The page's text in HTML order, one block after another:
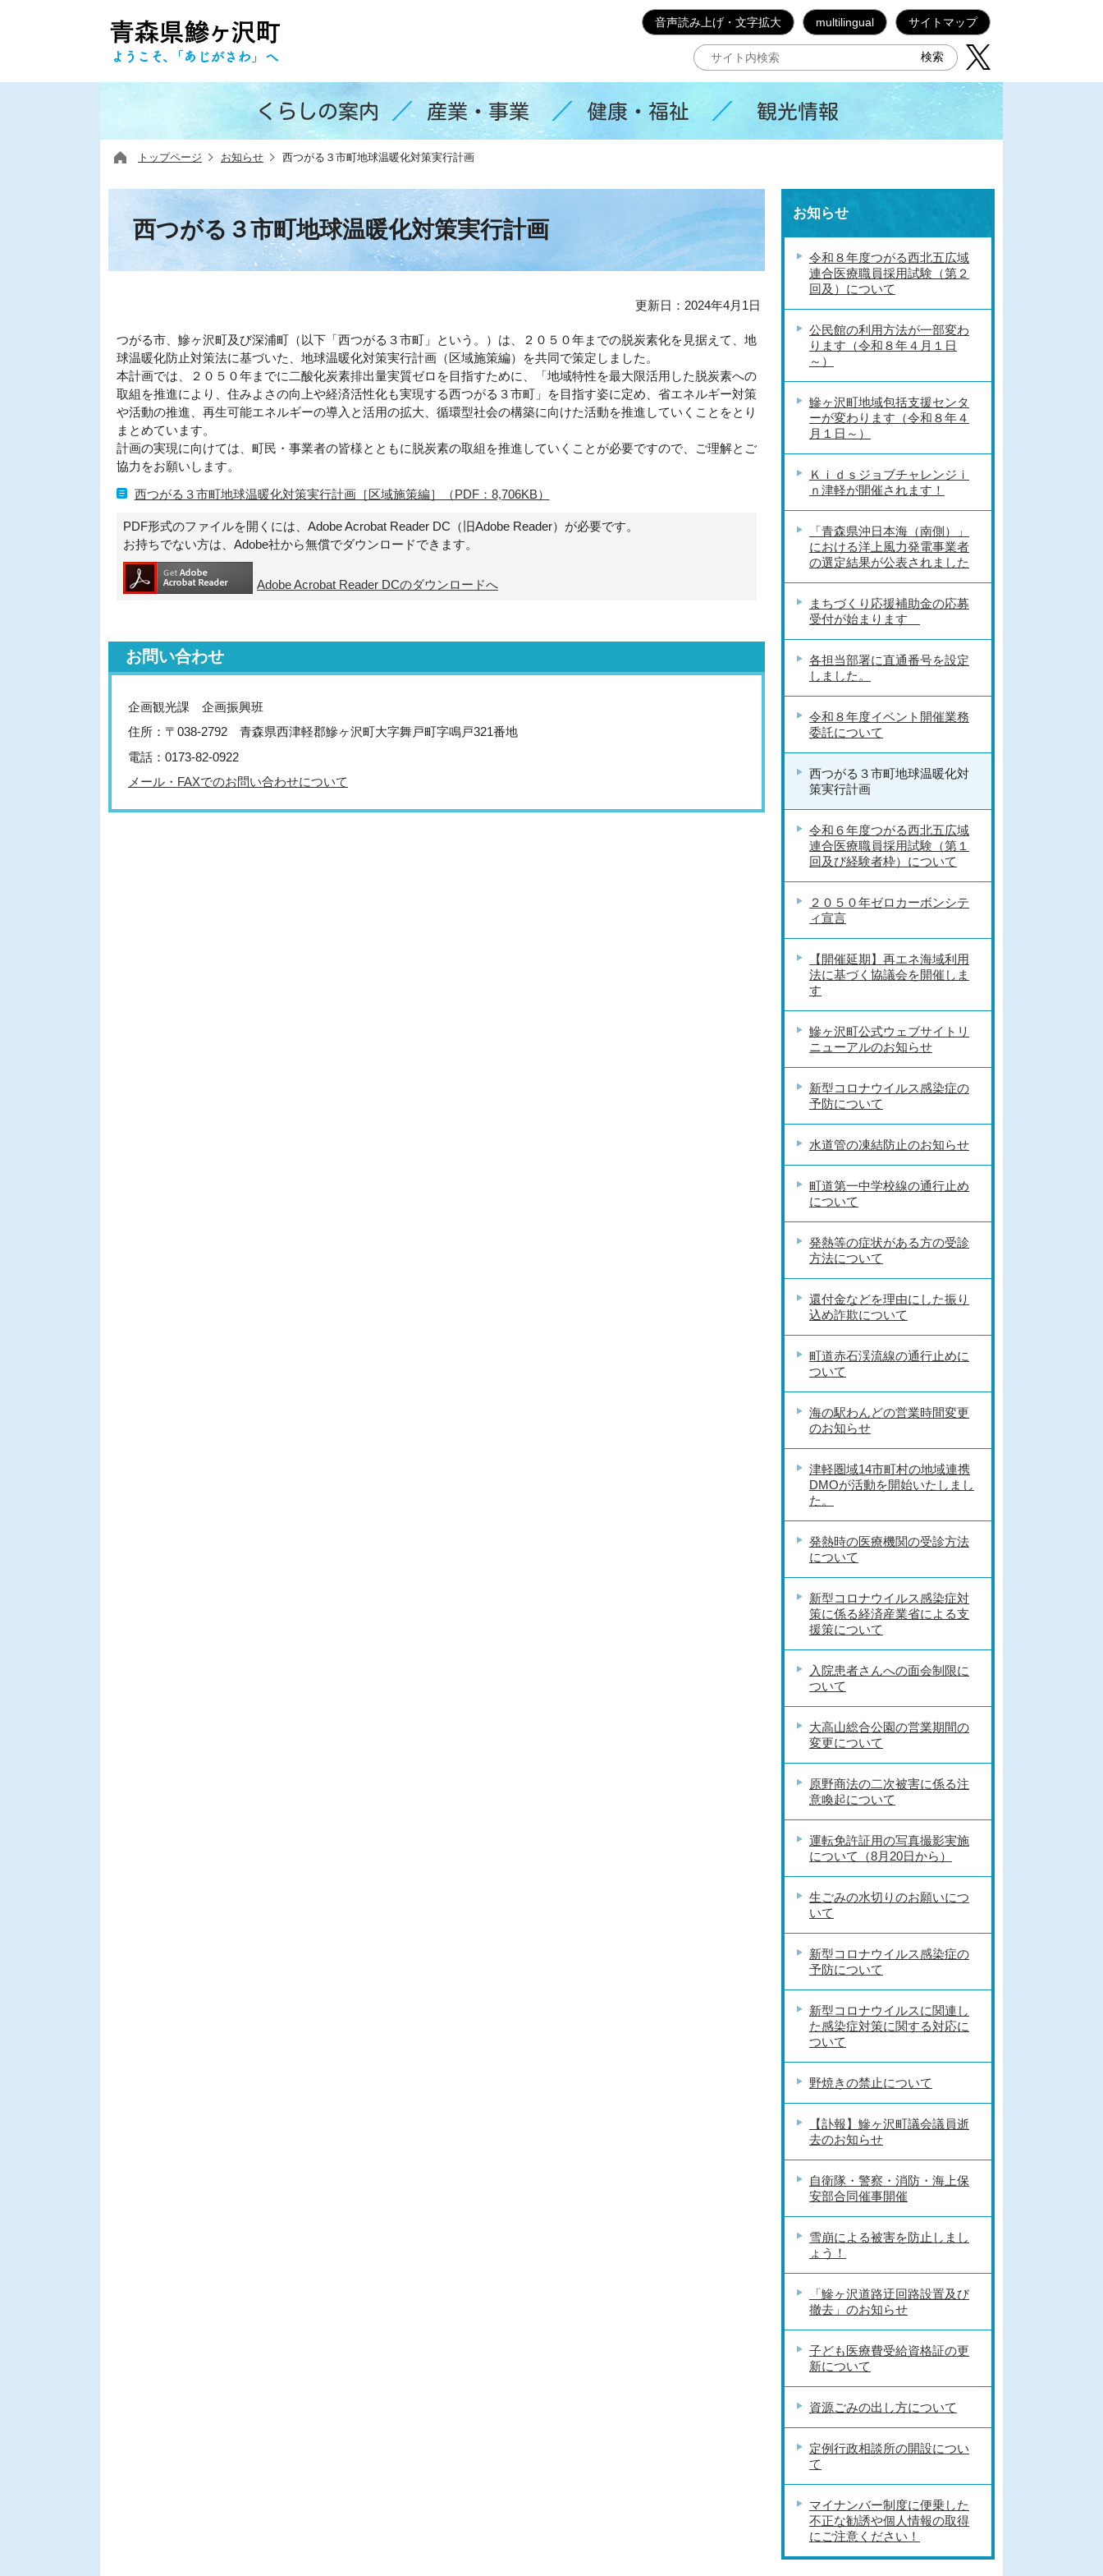
音声読み上げ・文字拡大 multilingual サイトマップ
くらしの案内 産業・事業 健康・福祉 観光情報
トップページ お知らせ 西つがる３市町地球温暖化対策実行計画
西つがる３市町地球温暖化対策実行計画
更新日：2024年4月1日
つがる市、鰺ヶ沢町及び深浦町（以下「西つがる３市町」という。）は、２０５０年までの脱炭素化を見据えて、地
球温暖化防止対策法に基づいた、地球温暖化対策実行計画（区域施策編）を共同で策定しました。
本計画では、２０５０年までに二酸化炭素排出量実質ゼロを目指すために、「地域特性を最大限活用した脱炭素への
取組を推進により、住みよさの向上や経済活性化も実現する西つがる３市町」を目指す姿に定め、省エネルギー対策
や活動の推進、再生可能エネルギーの導入と活用の拡大、循環型社会の構築に向けた活動を推進していくことをとり
まとめています。
計画の実現に向けては、町民・事業者の皆様とともに脱炭素の取組を推進していくことが必要ですので、ご理解とご
協力をお願いします。
西つがる３市町地球温暖化対策実行計画［区域施策編］（PDF：8,706KB）
PDF形式のファイルを開くには、Adobe Acrobat Reader DC（旧Adobe Reader）が必要です。
お持ちでない方は、Adobe社から無償でダウンロードできます。
Adobe Acrobat Reader DCのダウンロードへ
お問い合わせ
企画観光課 企画振興班
住所：〒038-2792 青森県西津軽郡鰺ヶ沢町大字舞戸町字鳴戸321番地
電話：0173-82-0922
メール・FAXでのお問い合わせについて
お知らせ
令和８年度つがる西北五広域
連合医療職員採用試験（第２
回及）について
公民館の利用方法が一部変わ
ります（令和８年４月１日
～）
鰺ヶ沢町地域包括支援センタ
ーが変わります（令和８年４
月１日～）
Ｋｉｄｓジョブチャレンジｉ
ｎ津軽が開催されます！
「青森県沖日本海（南側）」
における洋上風力発電事業者
の選定結果が公表されました
まちづくり応援補助金の応募
受付が始まります
各担当部署に直通番号を設定
しました。
令和８年度イベント開催業務
委託について
西つがる３市町地球温暖化対
策実行計画
令和６年度つがる西北五広域
連合医療職員採用試験（第１
回及び経験者枠）について
２０５０年ゼロカーボンシテ
ィ宣言
【開催延期】再エネ海域利用
法に基づく協議会を開催しま
す
鰺ヶ沢町公式ウェブサイトリ
ニューアルのお知らせ
新型コロナウイルス感染症の
予防について
水道管の凍結防止のお知らせ
町道第一中学校線の通行止め
について
発熱等の症状がある方の受診
方法について
還付金などを理由にした振り
込め詐欺について
町道赤石渓流線の通行止めに
ついて
海の駅わんどの営業時間変更
のお知らせ
津軽圏域14市町村の地域連携
DMOが活動を開始いたしまし
た。
発熱時の医療機関の受診方法
について
新型コロナウイルス感染症対
策に係る経済産業省による支
援策について
入院患者さんへの面会制限に
ついて
大高山総合公園の営業期間の
変更について
原野商法の二次被害に係る注
意喚起について
運転免許証用の写真撮影実施
について（8月20日から）
生ごみの水切りのお願いにつ
いて
新型コロナウイルス感染症の
予防について
新型コロナウイルスに関連し
た感染症対策に関する対応に
ついて
野焼きの禁止について
【訃報】鰺ヶ沢町議会議員逝
去のお知らせ
自衛隊・警察・消防・海上保
安部合同催事開催
雪崩による被害を防止しまし
ょう！
「鰺ヶ沢道路迂回路設置及び
撤去」のお知らせ
子ども医療費受給資格証の更
新について
資源ごみの出し方について
定例行政相談所の開設につい
て
マイナンバー制度に便乗した
不正な勧誘や個人情報の取得
にご注意ください！